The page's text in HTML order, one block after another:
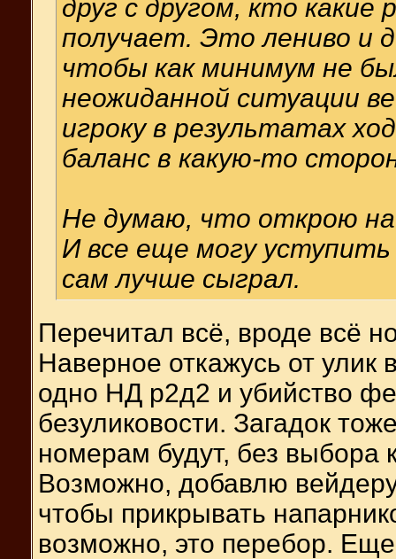
друг с другом, кто какие
получает. Это лениво и
чтобы как минимум не
неожиданной ситуации
игроку в результатах
баланс в какую-то
Не думаю, что открою
И все еще могу
сам лучше сыграл.
Перечитал всё, вроде всё
Наверное откажусь от улик
одно НД р2д2 и убийство
безуликовости. Загадок
номерам будут, без выбора
Возможно, добавлю
чтобы прикрывать
возможно, это перебор.